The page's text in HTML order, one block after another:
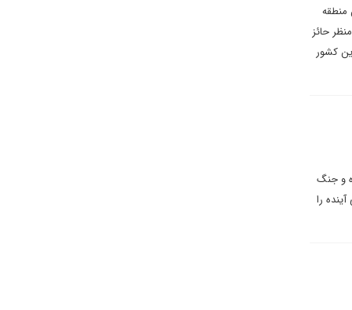
منطقه
حائز
کشور
و جنگ
را